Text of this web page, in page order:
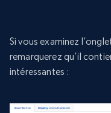
Si vous examinez
remarquerez qu’il
intéressantes :